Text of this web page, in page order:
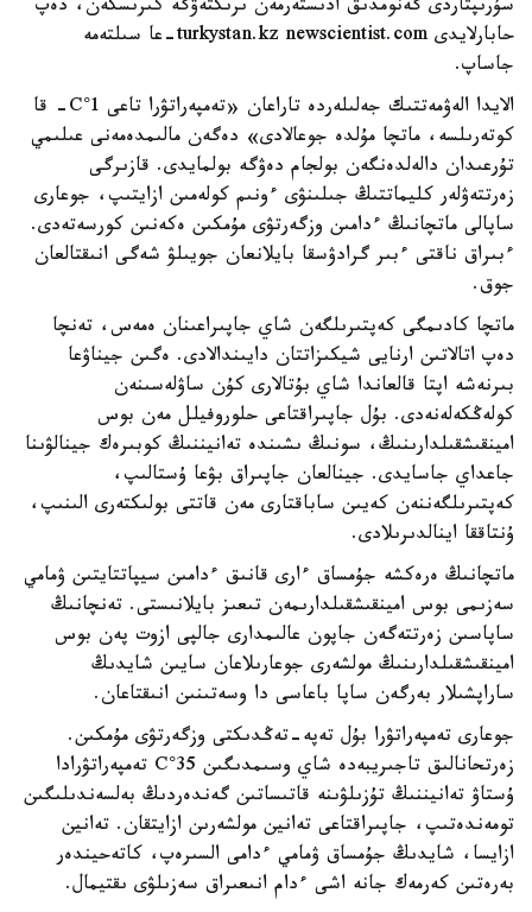
سۇرىپتاردى گەنومدىق ادىستەرمەن ىرىكتەۋگە كىرىسكەن، دەپ
حابارلايدى turkystan.kz newscientist.com-عا سىلتەمە
جاساپ.
الايدا الەۋمەتتىك جەلىلەردە تاراعان «تەمپەراتۋرا تاعى 1°C- قا
كوتەرىلسە، ماتچا مۇلدە جوعالادى» دەگەن مالىمدەمەنى عىلىمي
تۇرعىدان دالەلدەنگەن بولجام دەۋگە بولمايدى. قازىرگى
زەرتتەۋلەر كليماتتىڭ جىلىنۋى ءونىم كولەمىن ازايتىپ، جوعارى
ساپالى ماتچانىڭ ءدامىن وزگەرتۋى مۇمكىن ەكەنىن كورسەتەدى.
ءبىراق ناقتى ءبىر گرادۋسقا بايلانعان جويىلۋ شەگى انىقتالعان
جوق.
ماتچا كادىمگى كەپتىرىلگەن شاي جاپىراعىنان ەمەس، تەنچا
دەپ اتالاتىن ارنايى شيكىزاتتان دايىندالادى. ەگىن جيناۋعا
بىرنەشە اپتا قالعاندا شاي بۇتالارى كۇن ساۋلەسىنەن
كولەڭكەلەنەدى. بۇل جاپىراقتاعى حلوروفيلل مەن بوس
امينقىشقىلدارىنىڭ، سونىڭ ىشىندە تەانيننىڭ كوبىرەك جينالۋىنا
جاعداي جاسايدى. جينالعان جاپىراق بۋعا ۇستالىپ،
كەپتىرىلگەننەن كەيىن ساباقتارى مەن قاتتى بولىكتەرى الىنىپ،
ۇنتاققا اينالدىرىلادى.
ماتچانىڭ ەرەكشە جۇمساق ءارى قانىق ءدامىن سيپاتتايتىن ۋمامي
سەزىمى بوس امينقىشقىلدارىمەن تىعىز بايلانىستى. تەنچانىڭ
ساپاسىن زەرتتەگەن جاپون عالىمدارى جالپى ازوت پەن بوس
امينقىشقىلدارىنىڭ مولشەرى جوعارىلاعان سايىن شايدىڭ
ساراپشىلار بەرگەن ساپا باعاسى دا وسەتىنىن انىقتاعان.
جوعارى تەمپەراتۋرا بۇل تەپە-تەڭدىكتى وزگەرتۋى مۇمكىن.
زەرتحانالىق تاجىريبەدە شاي وسىمدىگىن 35°C تەمپەراتۋرادا
ۇستاۋ تەانيننىڭ تۇزىلۋىنە قاتىساتىن گەندەردىڭ بەلسەندىلىگىن
تومەندەتىپ، جاپىراقتاعى تەانين مولشەرىن ازايتقان. تەانين
ازايسا، شايدىڭ جۇمساق ۋمامي ءدامى السىرەپ، كاتەحيندەر
بەرەتىن كەرمەك جانە اشى ءدام انىعىراق سەزىلۋى ىقتيمال.